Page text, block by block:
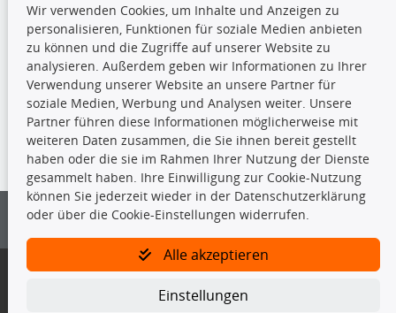
TecDoc Inside
Die hier angezeigten Daten insbesondere die gesamte Datenbank dürfen
nicht kopiert werden.
Es ist zu unterlassen, die Daten oder die gesamte Datenbank ohne
vorherige Zustimmung von TecDoc zu vervielfältigen, zu verbreiten
und/oder diese Handlungen durch Dritte ausführen zu lassen. Ein
Bitte prüfen Sie, ob das über unseren Onlineshop identifizierte Ersatzteil
Gegebenenfalls sind ergänzende Informationen notwendig, um
Wir verwenden Cookies, um Inhalte und Anzeigen zu
personalisieren, Funktionen für soziale Medien anbieten
zu können und die Zugriffe auf unserer Website zu
analysieren. Außerdem geben wir Informationen zu Ihrer
Verwendung unserer Website an unsere Partner für
soziale Medien, Werbung und Analysen weiter. Unsere
Partner führen diese Informationen möglicherweise mit
weiteren Daten zusammen, die Sie ihnen bereit gestellt
haben oder die sie im Rahmen Ihrer Nutzung der Dienste
gesammelt haben. Ihre Einwilligung zur Cookie-Nutzung
können Sie jederzeit wieder in der Datenschutzerklärung
oder über die Cookie-Einstellungen widerrufen.
Alle akzeptieren
Einstellungen